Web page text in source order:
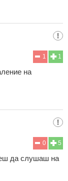
1
1
на
5
0
да слушаш на